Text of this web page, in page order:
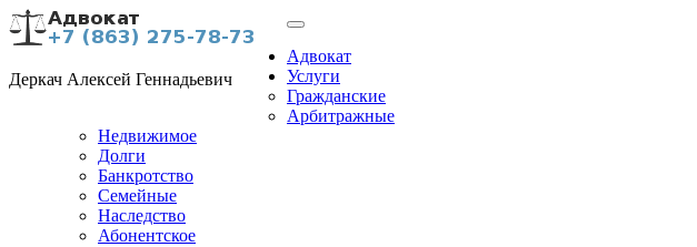
Деркач Алексей Геннадьевич
Адвокат
Услуги
Гражданские
Арбитражные
Недвижимое
Долги
Банкротство
Семейные
Наследство
Абонентское